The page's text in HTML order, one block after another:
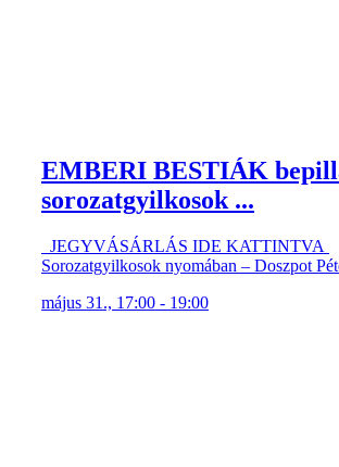
EMBERI BESTIÁK
sorozatgyilkosok ...
JEGYVÁSÁRLÁS IDE KATTINTVA
Sorozatgyilkosok nyomában – Doszpot
május 31., 17:00 - 19:00